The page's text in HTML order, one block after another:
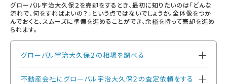
グローバル宇治大久保２を売却をするとき、最初に知りたいのは「どんな
流れで、何をすればよいの？」という点ではないでしょうか。全体像をつか
んでおくと、スムーズに準備を進めることができ、余裕を持って売却を進め
られます。
グローバル宇治大久保２の相場を調べる
不動産会社にグローバル宇治大久保２の査定依頼をする